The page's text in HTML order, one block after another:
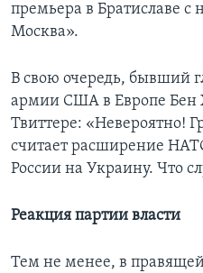
премьера в Братиславе с
Москва».
В свою очередь, бывший
армии США в Европе Бен
Твиттере: «Невероятно!
считает расширение
России на Украину. Что
Реакция партии власти
Тем не менее, в